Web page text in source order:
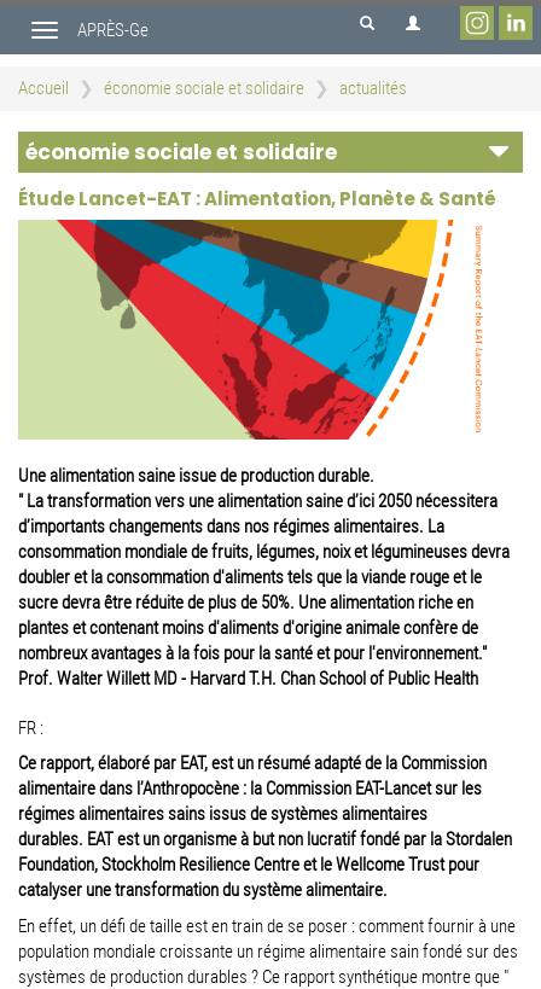
contenu
Toggle
navigation
APRÈS-Ge
Accueil économie sociale et solidaire actualités
économie sociale et solidaire
Étude Lancet-EAT : Alimentation, Planète & Santé
Une alimentation saine issue de production durable.
" La transformation vers une alimentation saine d’ici 2050 nécessitera
d’importants changements dans nos régimes alimentaires. La
consommation mondiale de fruits, légumes, noix et légumineuses devra
doubler et la consommation d'aliments tels que la viande rouge et le
sucre devra être réduite de plus de 50%. Une alimentation riche en
plantes et contenant moins d'aliments d'origine animale confère de
nombreux avantages à la fois pour la santé et pour l'environnement."
Prof. Walter Willett MD - Harvard T.H. Chan School of Public Health
FR :
Ce rapport, élaboré par EAT, est un résumé adaptéde la Commission
alimentaire dans l’Anthropocène : la Commission EAT-Lancet sur les
régimes alimentaires sains issus de systèmes alimentaires
durables. EAT est un organisme à but non lucratif fondé par la Stordalen
Foundation, Stockholm Resilience Centre et le Wellcome Trust pour
catalyser une transformation du système alimentaire.
En effet, un défi de tailleest en train de se poser : comment fournir à une
population mondiale croissante un régime alimentaire sain fondé sur des
systèmes de production durables ? Ce rapport synthétique montre que "